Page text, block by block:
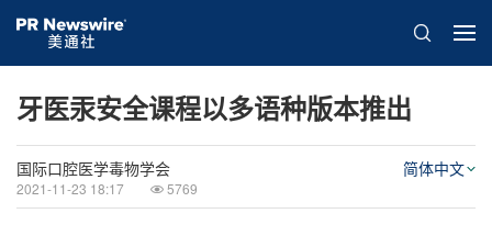
牙医汞安全课程以多语种版本推出
国际口腔医学毒物学会
2021-11-23 18:17 5769
简体中文